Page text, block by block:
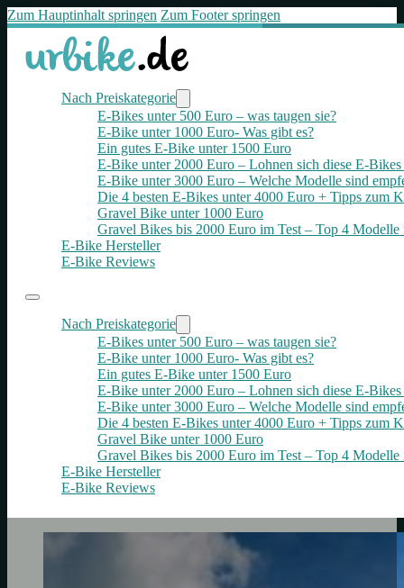
Zum Hauptinhalt springen Zum Footer springen
Nach Preiskategorie
E-Bikes unter 500 Euro – was taugen sie?
E-Bike unter 1000 Euro- Was gibt es?
Ein gutes E-Bike unter 1500 Euro
E-Bike unter 2000 Euro – Lohnen sich diese E-
E-Bike unter 3000 Euro – Welche Modelle sind
Die 4 besten E‑Bikes unter 4000 Euro + Tipps zum
Gravel Bike unter 1000 Euro
Gravel Bikes bis 2000 Euro im Test – Top 4 Modelle
E-Bike Hersteller
E-Bike Reviews
Nach Preiskategorie
E-Bikes unter 500 Euro – was taugen sie?
E-Bike unter 1000 Euro- Was gibt es?
Ein gutes E-Bike unter 1500 Euro
E-Bike unter 2000 Euro – Lohnen sich diese E-
E-Bike unter 3000 Euro – Welche Modelle sind
Die 4 besten E‑Bikes unter 4000 Euro + Tipps zum
Gravel Bike unter 1000 Euro
Gravel Bikes bis 2000 Euro im Test – Top 4 Modelle
E-Bike Hersteller
E-Bike Reviews